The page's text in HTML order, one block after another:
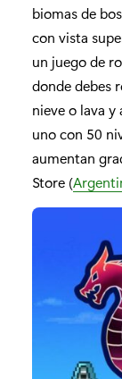
biomas de
con vista
un juego de
donde debes
nieve o lava y
uno con 50
aumentan
Store (